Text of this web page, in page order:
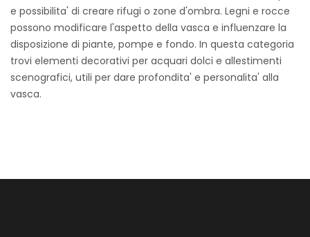
e possibilita' di creare rifugi o zone d'ombra. Legni e rocce
possono modificare l'aspetto della vasca e influenzare la
disposizione di piante, pompe e fondo. In questa categoria
trovi elementi decorativi per acquari dolci e allestimenti
scenografici, utili per dare profondita' e personalita' alla
vasca.